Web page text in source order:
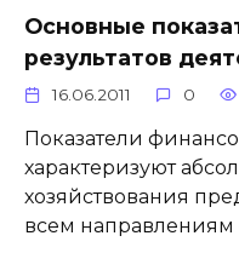
Основные
результатов
16.06.2011 0
Показатели
характеризуют
хозяйствования
всем направлениям